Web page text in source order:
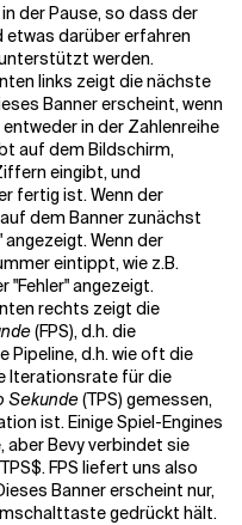
der Pause, so dass der
etwas darüber erfahren
werden.
links zeigt die nächste
Banner erscheint, wenn
in der Zahlenreihe
auf dem Bildschirm,
eingibt, und
fertig ist. Wenn der
dem Banner zunächst
angezeigt. Wenn der
eintippt, wie z.B.
"Fehler" angezeigt.
rechts zeigt die
(FPS), d.h. die
Pipeline, d.h. wie oft die
Iterationsrate für die
Sekunde(TPS) gemessen,
ist. Einige Spiel-Engines
Bevy verbindet sie
FPS liefert uns also
Banner erscheint nur,
gedrückt hält.